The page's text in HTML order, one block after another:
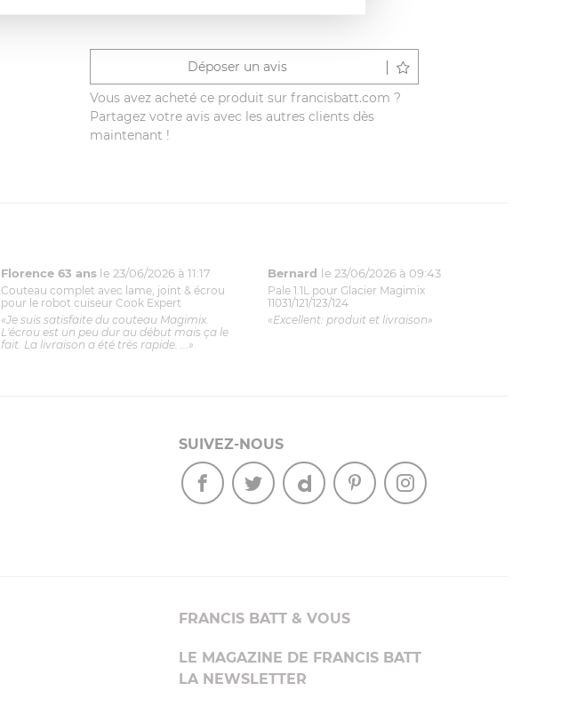
Déposer un avis
Vous avez acheté ce produit sur francisbatt.com ?
Partagez votre avis avec les autres clients dès
maintenant !
Florence 63 ans le 23/06/2026 à 11:17
Couteau complet avec lame, joint & écrou
pour le robot cuiseur Cook Expert
«Je suis satisfaite du couteau Magimix.
L'écrou est un peu dur au début mais ça le
fait. La livraison a été très rapide. ...»
Bernard le 23/06/2026 à 09:43
Pale 1.1L pour Glacier Magimix
11031/121/123/124
«Excellent: produit et livraison»
SUIVEZ-NOUS
FRANCIS BATT & VOUS
LE MAGAZINE DE FRANCIS BATT
LA NEWSLETTER